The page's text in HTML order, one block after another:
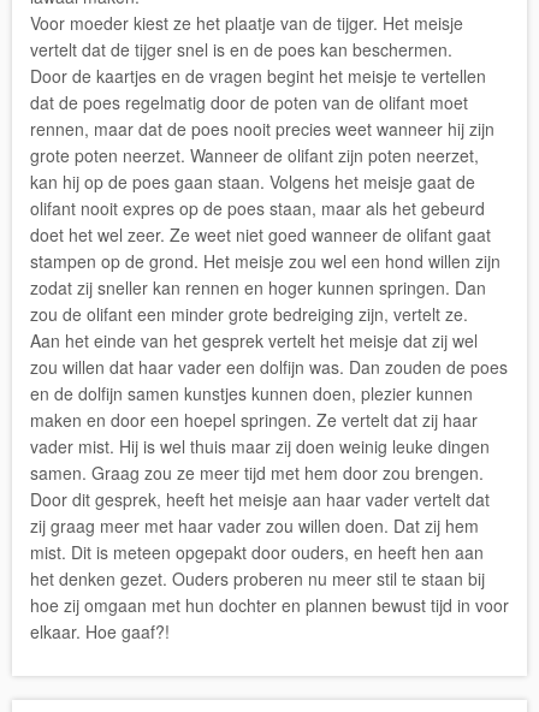
Voor moeder kiest ze het plaatje van de tijger. Het meisje
vertelt dat de tijger snel is en de poes kan beschermen.
Door de kaartjes en de vragen begint het meisje te vertellen
dat de poes regelmatig door de poten van de olifant moet
rennen, maar dat de poes nooit precies weet wanneer hij zijn
grote poten neerzet. Wanneer de olifant zijn poten neerzet,
kan hij op de poes gaan staan. Volgens het meisje gaat de
olifant nooit expres op de poes staan, maar als het gebeurd
doet het wel zeer. Ze weet niet goed wanneer de olifant gaat
stampen op de grond. Het meisje zou wel een hond willen zijn
zodat zij sneller kan rennen en hoger kunnen springen. Dan
zou de olifant een minder grote bedreiging zijn, vertelt ze.
Aan het einde van het gesprek vertelt het meisje dat zij wel
zou willen dat haar vader een dolfijn was. Dan zouden de poes
en de dolfijn samen kunstjes kunnen doen, plezier kunnen
maken en door een hoepel springen. Ze vertelt dat zij haar
vader mist. Hij is wel thuis maar zij doen weinig leuke dingen
samen. Graag zou ze meer tijd met hem door zou brengen.
Door dit gesprek, heeft het meisje aan haar vader vertelt dat
zij graag meer met haar vader zou willen doen. Dat zij hem
mist. Dit is meteen opgepakt door ouders, en heeft hen aan
het denken gezet. Ouders proberen nu meer stil te staan bij
hoe zij omgaan met hun dochter en plannen bewust tijd in voor
elkaar. Hoe gaaf?!